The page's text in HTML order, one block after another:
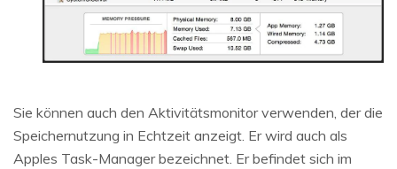
Sie können auch den Aktivitätsmonitor verwenden, der die
Speichernutzung in Echtzeit anzeigt. Er wird auch als
Apples Task-Manager bezeichnet. Er befindet sich im